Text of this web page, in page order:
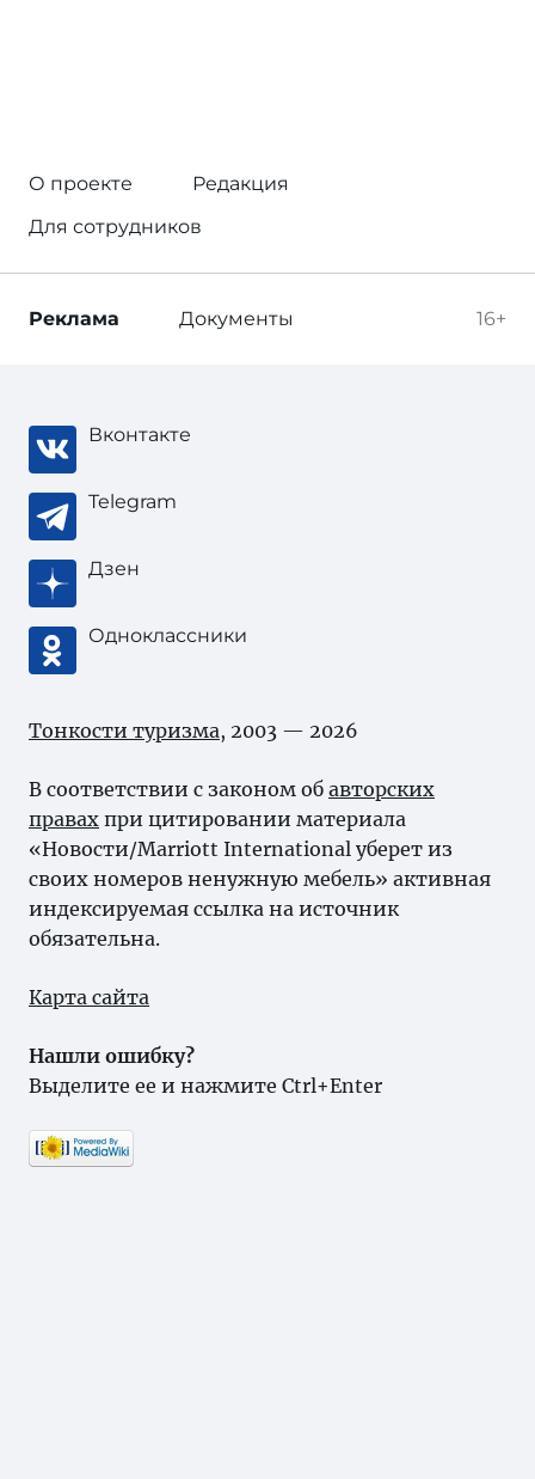
О проекте
Редакция
Для сотрудников
16+
Реклама Документы
Вконтакте
Telegram
Дзен
Одноклассники
Тонкости туризма, 2003 — 2026
В соответствии с законом об авторских
правах при цитировании материала
«Новости/Marriott International уберет из
своих номеров ненужную мебель» активная
индексируемая ссылка на источник
обязательна.
Карта сайта
Нашли ошибку?
Выделите ее и нажмите Ctrl+Enter